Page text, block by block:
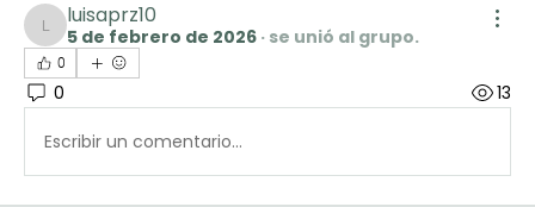
luisaprz10
luisaprz10
5 de febrero de 2026 · se unió al grupo.
0
0 13
Escribir un comentario...